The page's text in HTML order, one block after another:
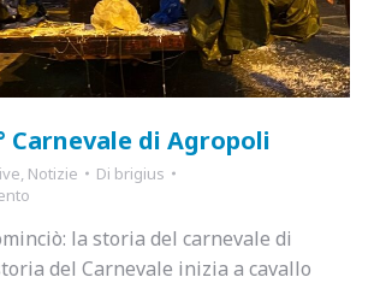
Carnevale di Agropoli
, Notizie Di brigius
la storia del carnevale di
del Carnevale inizia a cavallo